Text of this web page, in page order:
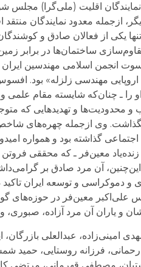
اقلیت (ملی‌گرا) مجلس
ازجمله معدود نمایندگان
تنها یکی از فعالان صادق و
ساختمان‌ها در برابر
انجمن اسلامی مهندسین
مهندسی زلزله» بود.
را ـ چنان‌که شایسته مقام علمی
و محدودیت‌ها و تهدیدهایی که
وی ازجمله چهره‌های شاخص
گذاشته بود و همواره
زنده‌یاد معین‌فر ـ که محققی
این‌چنین، آن مرد صادق بر
و دموکراسی و توسعه ایران
علی‌اکبر معین‌فر در
و یاران آن مرد آزاده،
امینی‌زاده، عبدالعلی
فرزانه روستایی، حمید